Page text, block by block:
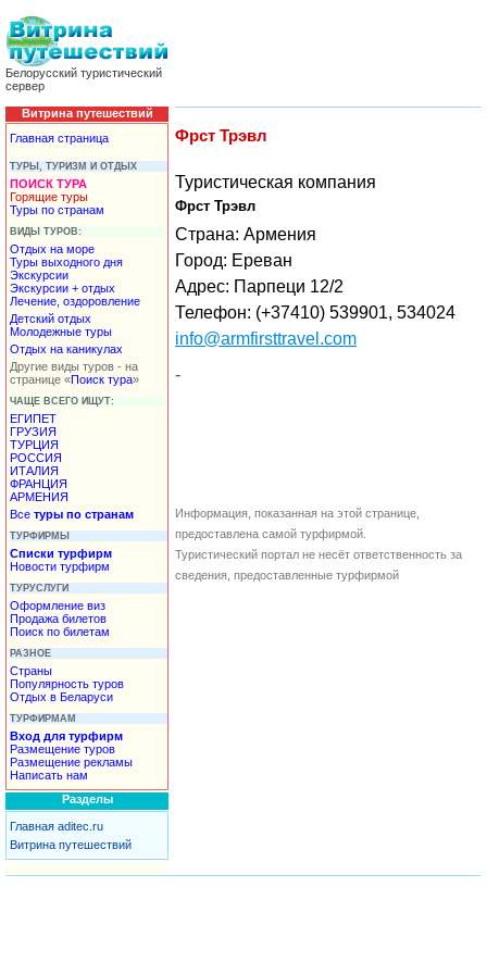
Белорусский туристический
сервер
Витрина путешествий
Главная страница
ТУРЫ, ТУРИЗМ И ОТДЫХ
ПОИСК ТУРА
Горящие туры
Туры по странам
ВИДЫ ТУРОВ:
Отдых на море
Туры выходного дня
Экскурсии
Экскурсии + отдых
Лечение, оздоровление
Детский отдых
Молодежные туры
Отдых на каникулах
Другие виды туров - на
странице «Поиск тура»
ЧАЩЕ ВСЕГО ИЩУТ:
ЕГИПЕТ
ГРУЗИЯ
ТУРЦИЯ
РОССИЯ
ИТАЛИЯ
ФРАНЦИЯ
АРМЕНИЯ
Все туры по странам
ТУРФИРМЫ
Списки турфирм
Новости турфирм
ТУРУСЛУГИ
Оформление виз
Продажа билетов
Поиск по билетам
РАЗНОЕ
Страны
Популярность туров
Отдых в Беларуси
ТУРФИРМАМ
Вход для турфирм
Размещение туров
Размещение рекламы
Написать нам
Разделы
Главная aditec.ru
Витрина путешествий
Фрст Трэвл
Туристическая компания
Фрст Трэвл
Страна: Армения
Город: Ереван
Адрес: Парпеци 12/2
Телефон: (+37410) 539901, 534024
info@armfirsttravel.com
-
Информация, показанная на этой странице,
предоставлена самой турфирмой.
Туристический портал не несёт ответственность за
сведения, предоставленные турфирмой